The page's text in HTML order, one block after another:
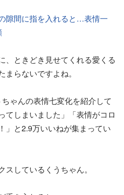
隙間に指を入れると…表情一
、ときどき見せてくれる愛くる
らないですよね。
ゃんの表情七変化を紹介して
てしまいました」「表情がコロ
」と2.9万いいねが集まってい
しているくうちゃん。